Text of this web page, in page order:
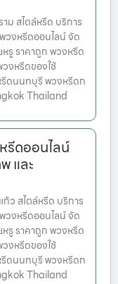
สไตล์หรีด บริการ
วงหรีดออนไลน์ จัด
รู ราคาถูก พวงหรีด
งหรีดของใช้
ดนนทบุรี พวงหรีดก
Thailand
รีดออนไลน์
และ
ว สไตล์หรีด บริการ
วงหรีดออนไลน์ จัด
รู ราคาถูก พวงหรีด
งหรีดของใช้
ดนนทบุรี พวงหรีดก
Thailand